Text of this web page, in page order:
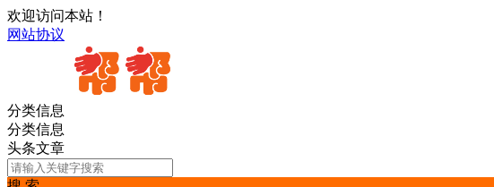
欢迎访问本站！
网站协议
分类信息
分类信息
头条文章